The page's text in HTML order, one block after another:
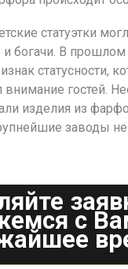
статуэтки
и богачи. В
статусности,
гостей.
изделия из
заводы не
с